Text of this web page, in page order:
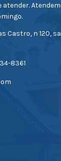
Castro, n 120,
8361